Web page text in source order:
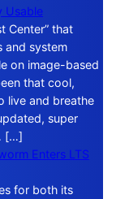
Usable
Center” that
and system
on image-based
that cool,
live and breathe
super
[…]
Enters LTS
for both its